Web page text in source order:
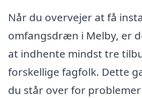
Når du overvejer at få
omfangsdræn i Melby, er
at indhente mindst tre
forskellige fagfolk. Dette
du står over for